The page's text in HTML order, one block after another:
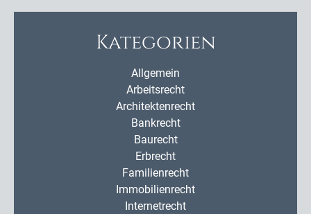
Kategorien
Allgemein
Arbeitsrecht
Architektenrecht
Bankrecht
Baurecht
Erbrecht
Familienrecht
Immobilienrecht
Internetrecht